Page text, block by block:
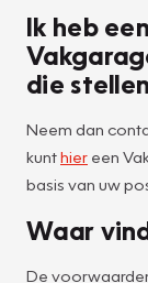
Ik heb
die
Neem dan
kunthier een
basis van uw
Waar
De